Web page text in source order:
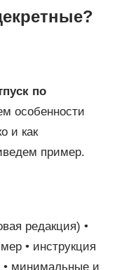
по
особенности
и как
пример.
редакция) •
• инструкция
• минимальные и